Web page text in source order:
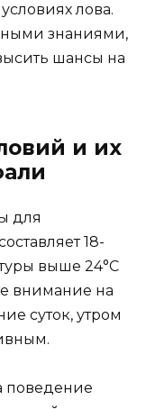
лова.
знаниями,
шансы на
и их
для
18-
выше 24°C
внимание на
суток, утром
поведение